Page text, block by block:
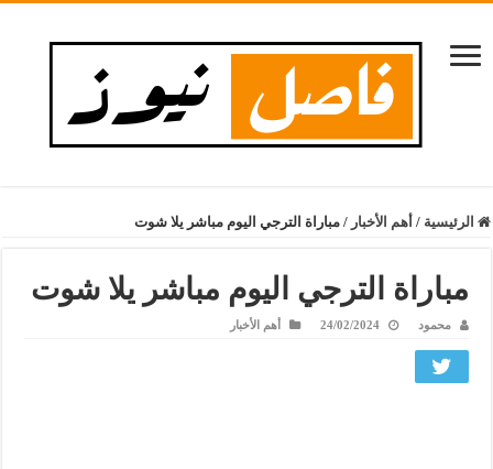
الرئيسية / أهم الأخبار / مباراة الترجي اليوم مباشر يلا شوت
مباراة الترجي اليوم مباشر يلا شوت
محمود 24/02/2024 أهم الأخبار